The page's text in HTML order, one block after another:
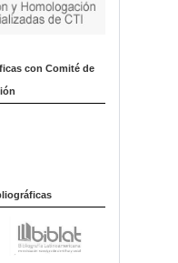
con Comité de